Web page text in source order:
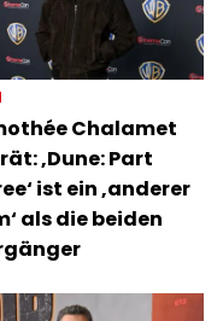
Chalamet
‚Dune: Part
ist ein ‚anderer
als die beiden